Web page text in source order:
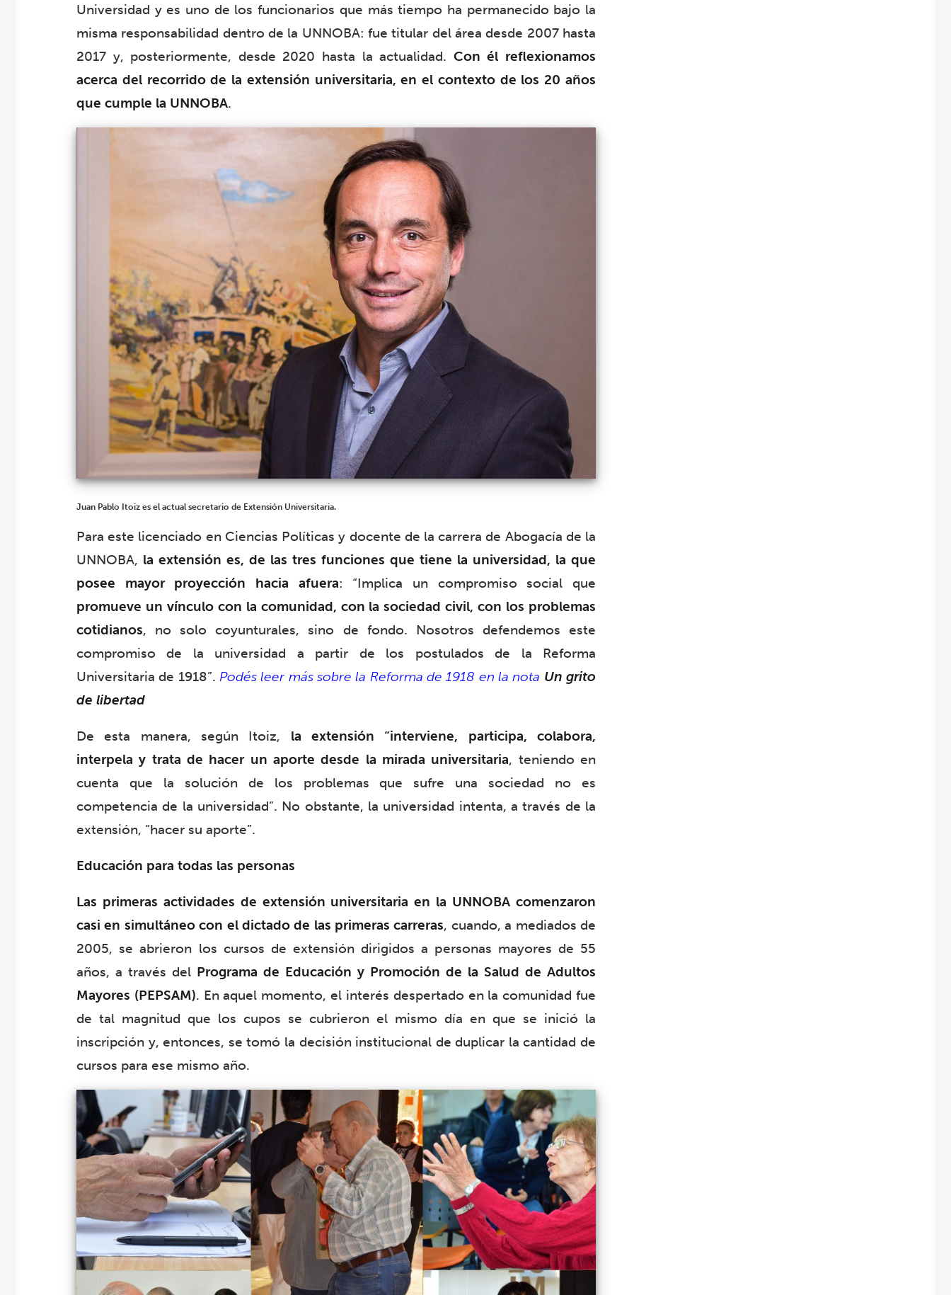
Universidad y es uno de los funcionarios que más tiempo ha permanecido bajo la
misma responsabilidad dentro de la UNNOBA: fue titular del área desde 2007 hasta
2017 y, posteriormente, desde 2020 hasta la actualidad. Con él reflexionamos
acerca del recorrido de la extensión universitaria, en el contexto de los 20 años
que cumple la UNNOBA.
Juan Pablo Itoiz es el actual secretario de Extensión Universitaria.
Para este licenciado en Ciencias Políticas y docente de la carrera de Abogacía de la
UNNOBA, la extensión es, de las tres funciones que tiene la universidad, la que
posee mayor proyección hacia afuera: “Implica un compromiso social que
promueve un vínculo con la comunidad, con la sociedad civil, con los problemas
cotidianos, no solo coyunturales, sino de fondo. Nosotros defendemos este
compromiso de la universidad a partir de los postulados de la Reforma
Universitaria de 1918”. Podés leer más sobre la Reforma de 1918 en la nota Un grito
de libertad
De esta manera, según Itoiz, la extensión “interviene, participa, colabora,
interpela y trata de hacer un aporte desde la mirada universitaria, teniendo en
cuenta que la solución de los problemas que sufre una sociedad no es
competencia de la universidad”. No obstante, la universidad intenta, a través de la
extensión, “hacer su aporte”.
Educación para todas las personas
Las primeras actividades de extensión universitaria en la UNNOBA comenzaron
casi en simultáneo con el dictado de las primeras carreras, cuando, a mediados de
2005, se abrieron los cursos de extensión dirigidos a personas mayores de 55
años, a través del Programa de Educación y Promoción de la Salud de Adultos
Mayores (PEPSAM). En aquel momento, el interés despertado en la comunidad fue
de tal magnitud que los cupos se cubrieron el mismo día en que se inició la
inscripción y, entonces, se tomó la decisión institucional de duplicar la cantidad de
cursos para ese mismo año.